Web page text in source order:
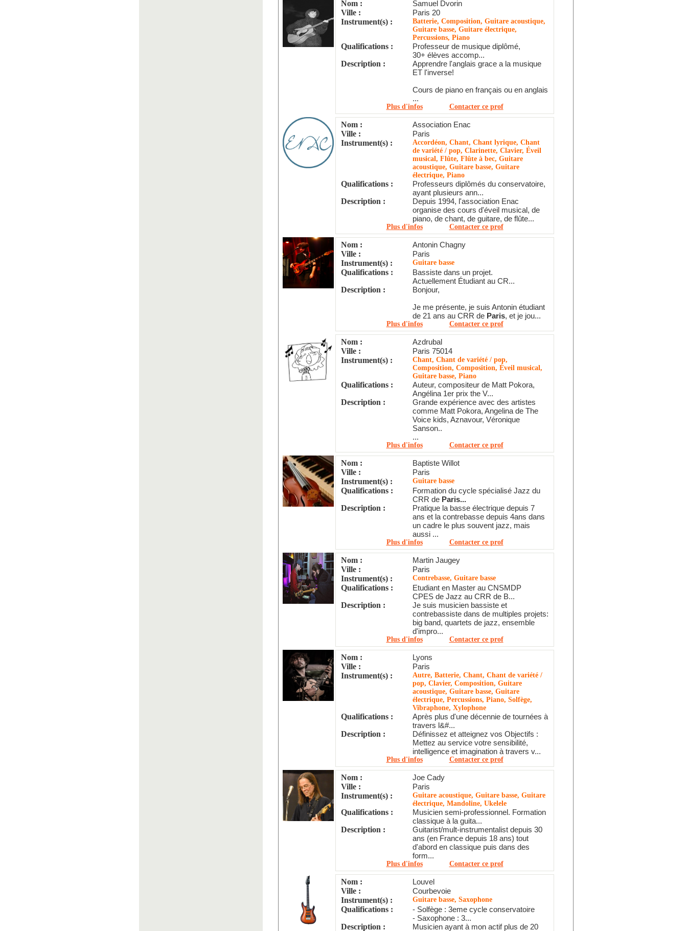
Nom :
Samuel Dvorin
Ville :
Paris 20
Instrument(s) :
Batterie, Composition, Guitare acoustique,
Guitare basse, Guitare électrique,
Percussions, Piano
Qualifications :
Professeur de musique diplômé,
30+ élèves accomp...
Description :
Apprendre l'anglais grace a la musique
ET l'inverse!
Cours de piano en français ou en anglais
...
Plus d'infos Contacter ce prof
Nom :
Association Enac
Ville :
Paris
Instrument(s) :
Accordéon, Chant, Chant lyrique, Chant
de variété / pop, Clarinette, Clavier, Éveil
musical, Flûte, Flûte à bec, Guitare
acoustique, Guitare basse, Guitare
électrique, Piano
Qualifications :
Professeurs diplômés du conservatoire,
ayant plusieurs ann...
Description :
Depuis 1994, l'association Enac
organise des cours d'éveil musical, de
piano, de chant, de guitare, de flûte...
Plus d'infos Contacter ce prof
Nom :
Antonin Chagny
Ville :
Paris
Instrument(s) :
Guitare basse
Qualifications :
Bassiste dans un projet.
Actuellement Étudiant au CR...
Description :
Bonjour,
Je me présente, je suis Antonin étudiant
de 21 ans au CRR de Paris, et je jou...
Plus d'infos Contacter ce prof
Nom :
Azdrubal
Ville :
Paris 75014
Instrument(s) :
Chant, Chant de variété / pop,
Composition, Composition, Éveil musical,
Guitare basse, Piano
Qualifications :
Auteur, compositeur de Matt Pokora,
Angélina 1er prix the V...
Description :
Grande expérience avec des artistes
comme Matt Pokora, Angelina de The
Voice kids, Aznavour, Véronique
Sanson..
...
Plus d'infos Contacter ce prof
Nom :
Baptiste Willot
Ville :
Paris
Instrument(s) :
Guitare basse
Qualifications :
Formation du cycle spécialisé Jazz du
CRR de Paris...
Description :
Pratique la basse électrique depuis 7
ans et la contrebasse depuis 4ans dans
un cadre le plus souvent jazz, mais
aussi ...
Plus d'infos Contacter ce prof
Nom :
Martin Jaugey
Ville :
Paris
Instrument(s) :
Contrebasse, Guitare basse
Qualifications :
Etudiant en Master au CNSMDP
CPES de Jazz au CRR de B...
Description :
Je suis musicien bassiste et
contrebassiste dans de multiples projets:
big band, quartets de jazz, ensemble
d'impro...
Plus d'infos Contacter ce prof
Nom :
Lyons
Ville :
Paris
Instrument(s) :
Autre, Batterie, Chant, Chant de variété /
pop, Clavier, Composition, Guitare
acoustique, Guitare basse, Guitare
électrique, Percussions, Piano, Solfège,
Vibraphone, Xylophone
Qualifications :
Après plus d'une décennie de tournées à
travers l&#...
Description :
Définissez et atteignez vos Objectifs :
Mettez au service votre sensibilité,
intelligence et imagination à travers v...
Plus d'infos Contacter ce prof
Nom :
Joe Cady
Ville :
Paris
Instrument(s) :
Guitare acoustique, Guitare basse, Guitare
électrique, Mandoline, Ukelele
Qualifications :
Musicien semi-professionnel. Formation
classique à la guita...
Description :
Guitarist/mult-instrumentalist depuis 30
ans (en France depuis 18 ans) tout
d'abord en classique puis dans des
form...
Plus d'infos Contacter ce prof
Nom :
Louvel
Ville :
Courbevoie
Instrument(s) :
Guitare basse, Saxophone
Qualifications :
- Solfège : 3eme cycle conservatoire
- Saxophone : 3...
Description :
Musicien ayant à mon actif plus de 20